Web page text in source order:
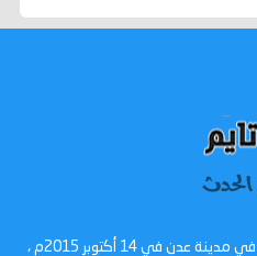
عدن تايم - صحيفة الكترونية تأسست في مدينة عدن في 14 أكتوبر 2015م ،